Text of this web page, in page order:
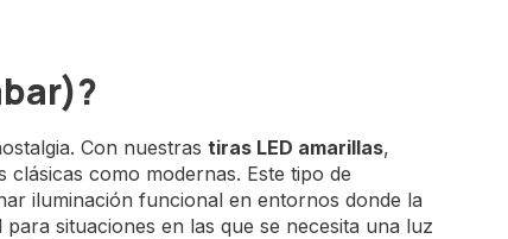
Con nuestras tiras LED amarillas,
como modernas. Este tipo de
iluminación funcional en entornos donde la
situaciones en las que se necesita una luz